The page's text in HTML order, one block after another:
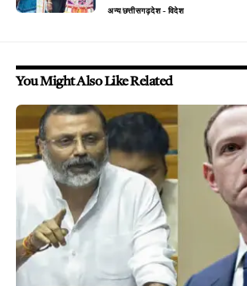
अन्यछत्तीसगढ़देश - विदेश
You Might Also Like Related